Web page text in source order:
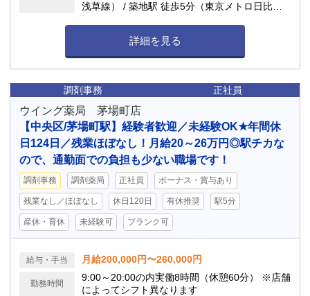
浅草線） / 築地駅 徒歩5分（東京メトロ日比谷
詳細を見る
調剤事務 正社員
ウイング薬局 茅場町店
【中央区/茅場町駅】経験者歓迎／未経験OK★年間休
日124日／残業ほぼなし！月給20～26万円◎駅チカな
ので、通勤面での負担も少ない職場です！
調剤事務 調剤薬局 正社員 ボーナス・賞与あり
残業なし／ほぼなし 休日120日 有休推奨 駅5分
産休・育休 未経験可 ブランク可
給与・手当 月給200,000円〜260,000円
勤務時間
9:00～20:00の内実働8時間（休憩60分） ※店舗
によってシフト異なります